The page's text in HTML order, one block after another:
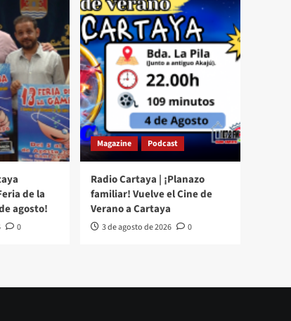
de la
agosto!
0
Magazine Podcast
Radio Cartaya | ¡Planazo
familiar! Vuelve el Cine de
Verano a Cartaya
3 de agosto de 2026 0